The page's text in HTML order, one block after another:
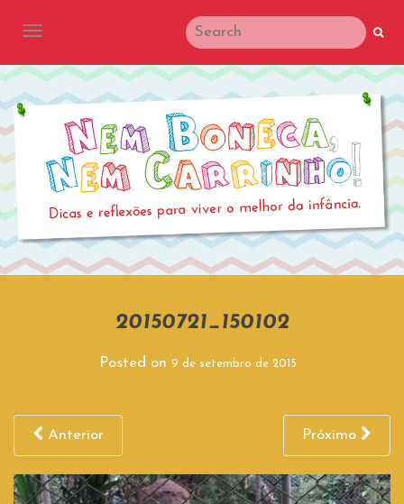
TOGGLE NAVIGATION
20150721_150102
Posted on 9 de setembro de 2015
Anterior Próximo